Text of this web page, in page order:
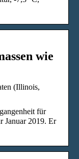
wie
(Illinois,
für
Januar 2019. Er